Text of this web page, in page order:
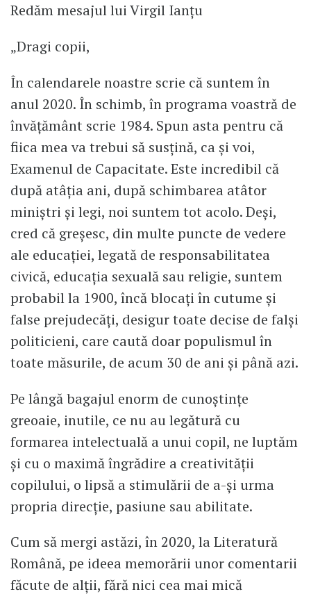
Redăm mesajul lui Virgil Ianțu
„Dragi copii,
În calendarele noastre scrie că suntem în
anul 2020. În schimb, în programa voastră de
învățământ scrie 1984. Spun asta pentru că
fiica mea va trebui să susțină, ca și voi,
Examenul de Capacitate. Este incredibil că
după atâția ani, după schimbarea atâtor
miniștri și legi, noi suntem tot acolo. Deși,
cred că greșesc, din multe puncte de vedere
ale educației, legată de responsabilitatea
civică, educația sexuală sau religie, suntem
probabil la 1900, încă blocați în cutume și
false prejudecăți, desigur toate decise de falși
politicieni, care caută doar populismul în
toate măsurile, de acum 30 de ani și până azi.
Pe lângă bagajul enorm de cunoștințe
greoaie, inutile, ce nu au legătură cu
formarea intelectuală a unui copil, ne luptăm
și cu o maximă îngrădire a creativității
copilului, o lipsă a stimulării de a-și urma
propria direcție, pasiune sau abilitate.
Cum să mergi astăzi, în 2020, la Literatură
Română, pe ideea memorării unor comentarii
făcute de alții, fără nici cea mai mică